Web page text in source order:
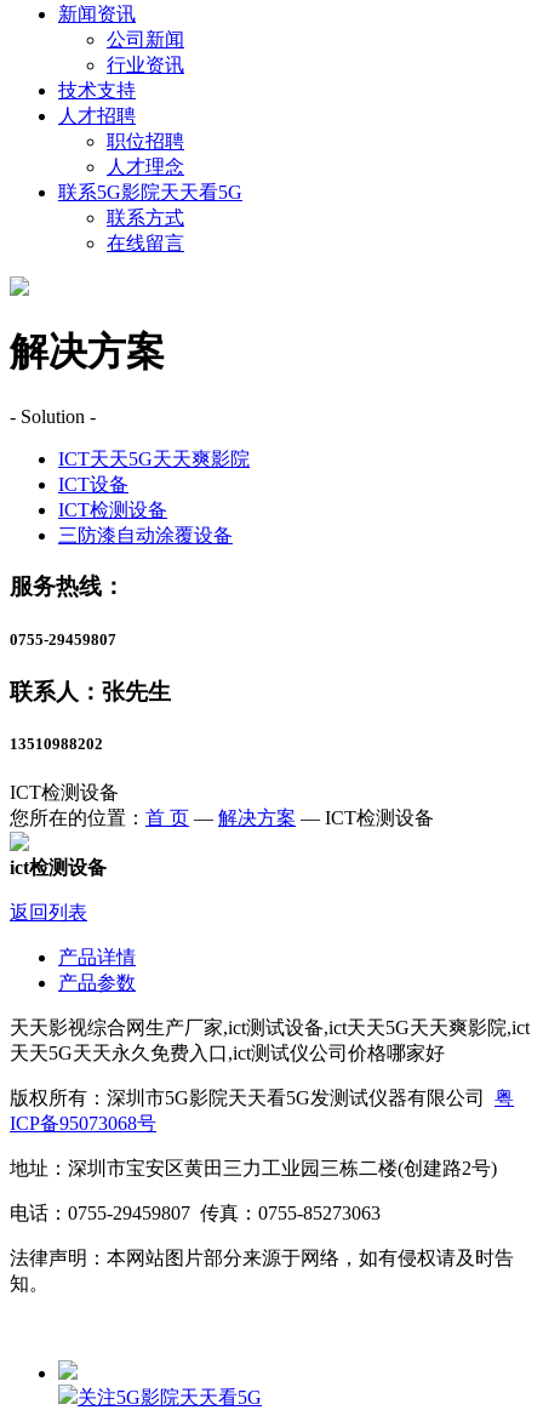
新闻资讯
公司新闻
行业资讯
技术支持
人才招聘
职位招聘
人才理念
联系5G影院天天看5G
联系方式
在线留言
解决方案
- Solution -
ICT天天5G天天爽影院
ICT设备
ICT检测设备
三防漆自动涂覆设备
服务热线：
0755-29459807
联系人：张先生
13510988202
ICT检测设备
您所在的位置： 首 页 — 解决方案 — ICT检测设备
ict检测设备
返回列表
产品详情
产品参数
天天影视综合网生产厂家,ict测试设备,ict天天5G天天爽影院,ict
天天5G天天永久免费入口,ict测试仪公司价格哪家好
版权所有：深圳市5G影院天天看5G发测试仪器有限公司 粤
ICP备95073068号
地址：深圳市宝安区黄田三力工业园三栋二楼(创建路2号)
电话：0755-29459807 传真：0755-85273063
法律声明：本网站图片部分来源于网络，如有侵权请及时告
知。
关注5G影院天天看5G